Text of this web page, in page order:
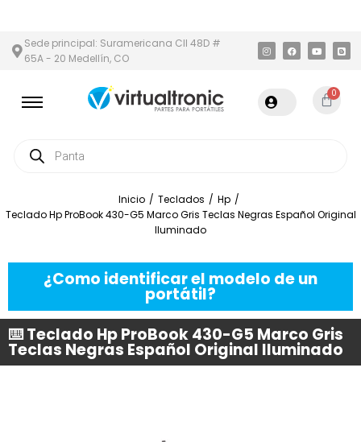
Sede principal: Suramericana Cll 48D #
65A - 20 Medellín, CO
0
Inicio / Teclados / Hp /
Teclado Hp ProBook 430-G5 Marco Gris Teclas Negras Español Original
Iluminado
¿Como identificar el modelo de un
portátil?
⌨️ Teclado Hp ProBook 430-G5 Marco Gris
Teclas Negras Español Original Iluminado